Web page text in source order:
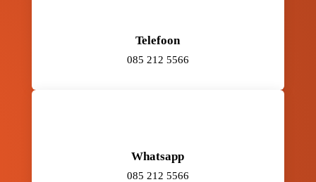
Telefoon
085 212 5566
Whatsapp
085 212 5566